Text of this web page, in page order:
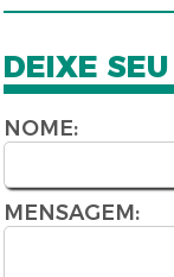
DEIXE
NOME:
MENSAGEM: